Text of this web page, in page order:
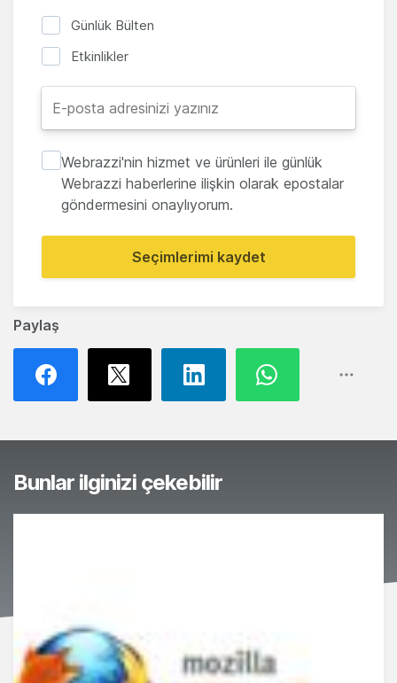
Paylaş
Günlük Bülten
Etkinlikler
Webrazzi'nin hizmet ve ürünleri ile günlük
Webrazzi haberlerine ilişkin olarak epostalar
göndermesini onaylıyorum.
Seçimlerimi kaydet
Bunlar ilginizi çekebilir